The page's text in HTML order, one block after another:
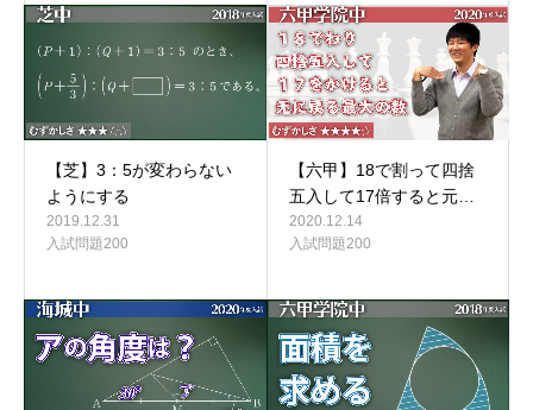
【芝】3：5が変わらない
ようにする
2019.12.31
入試問題200
【六甲】18で割って四捨
五入して17倍すると元…
2020.12.14
入試問題200